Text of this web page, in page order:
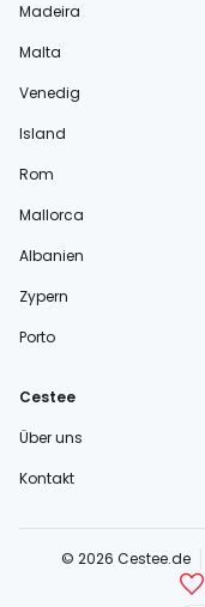
Madeira
Malta
Venedig
Island
Rom
Mallorca
Albanien
Zypern
Porto
Cestee
Über uns
Kontakt
© 2026 Cestee.de